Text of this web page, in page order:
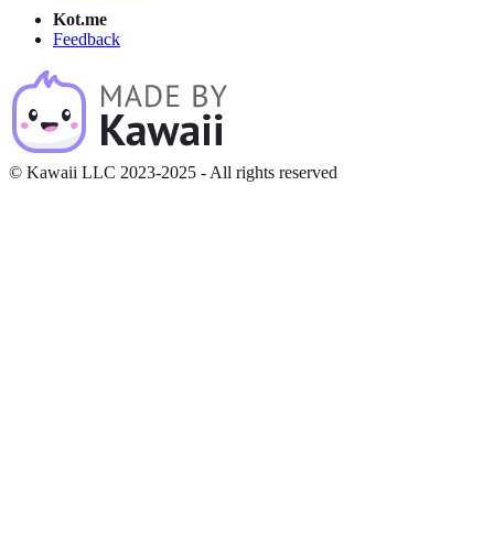
Kot.me
Feedback
© Kawaii LLC 2023-2025 - All rights reserved